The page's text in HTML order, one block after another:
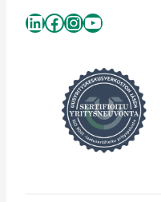
LinkedIn
Facebook
Instagram
YouTube